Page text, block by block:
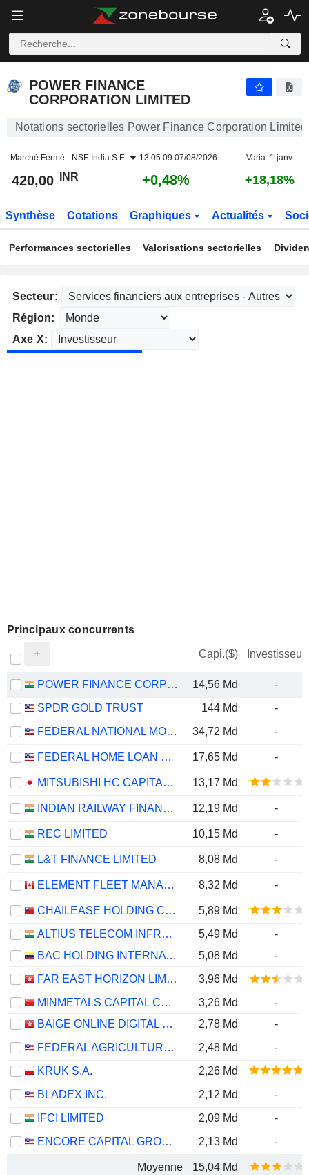
POWER FINANCE
CORPORATION LIMITED
Notations sectorielles Power Finance Corporation Limited
Marché Fermé - NSE India S.E. 13:05:09 07/08/2026 Varia. 1 janv.
420,00 INR +0,48% +18,18%
Synthèse Cotations Graphiques Actualités
Performances sectorielles Valorisations sectorielles
Secteur:
Région:
Axe X:
Principaux concurrents
Capi.($) Investisseur
POWER FINANCE CORPORATION LIMITED 14,56 Md
-
SPDR GOLD TRUST
144 Md
-
FEDERAL NATIONAL MORTGAGE ASSOCIATION
34,72 Md -
FEDERAL HOME LOAN MORTGAGE CORPORATION 17,65 Md -
MITSUBISHI HC CAPITAL INC. 13,17 Md
INDIAN RAILWAY FINANCE CORPORATION LIMITED 12,19 Md -
REC LIMITED 10,15 Md -
L&T FINANCE LIMITED 8,08 Md -
ELEMENT FLEET MANAGEMENT CORP. 8,32 Md -
CHAILEASE HOLDING COMPANY LIMITED
5,89 Md
ALTIUS TELECOM INFRASTRUCTURE TRUST
5,49 Md
-
BAC HOLDING INTERNATIONAL CORP.
5,08 Md
-
FAR EAST HORIZON LIMITED
3,96 Md
MINMETALS CAPITAL COMPANY LIMITED
3,26 Md
-
BAIGE ONLINE DIGITAL TECHNOLOGY CO., LTD.
2,78 Md
-
FEDERAL AGRICULTURAL MORTGAGE CORPORATION
2,48 Md
-
KRUK S.A.
2,26 Md
BLADEX INC.
2,12 Md
-
IFCI LIMITED
2,09 Md
-
ENCORE CAPITAL GROUP, INC.
2,13 Md -
Moyenne 15,04 Md